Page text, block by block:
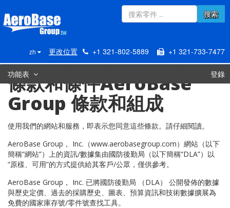
zh 更改位置 +1 321-802-5889 +1 321-733-7477
搜索
功能表 登錄
條款和條件AeroBase
Group 條款和組成
使用我們的網站和服務，即表示您同意這些條款。請仔細閱讀。
AeroBase Group， Inc.（www.aerobasegroup.com）網站（以下
簡稱“網站”）上的資訊/數據集由國防後勤局（以下簡稱“DLA”）以
“原樣、可用”的方式提供給其客戶/公眾，僅供參考。
AeroBase Group， Inc. 已將國防後勤局 （DLA） 公開發佈的數據
與歷史定價、過去的採購歷史、圖表、預算資訊和技術數據擴展為
免費的國家庫存號/零件號查找工具。